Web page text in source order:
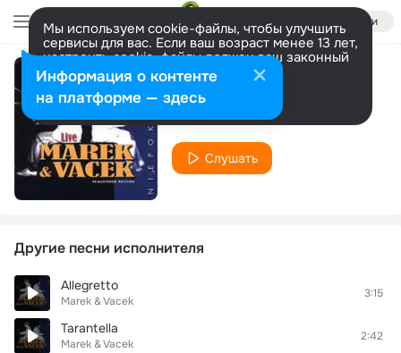
Войти
Мы используем cookie-файлы, чтобы улучшить
сервисы для вас. Если ваш возраст менее 13 лет,
настроить cookie-файлы должен ваш законный
представитель. Больше информации
Разрешить все Настроить
Melodia dla Zuzi
Marek & Vacek
Слушать
Другие песни исполнителя
Allegretto
Marek & Vacek
3:15
Tarantella
Marek & Vacek
2:42
Информация о контенте
на платформе — здесь